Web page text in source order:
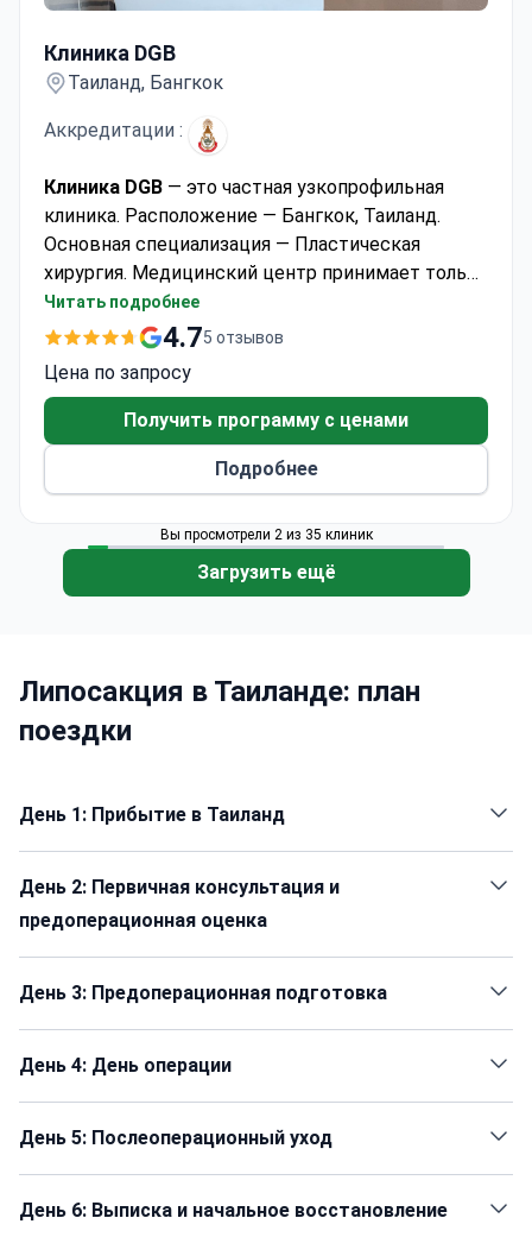
Клиника DGB
Таиланд, Бангкок
Аккредитации :
Клиника DGB — это частная узкопрофильная
клиника. Расположение — Бангкок, Таиланд.
Основная специализация — Пластическая
хирургия. Медицинский центр принимает только
взрослых. Ежегодного клинику выбирают 1000
пациентов. Большинство пациентов клиники —
наций, США, Канада, Австралия и Другое.
Читать подробнее
4.75 отзывов
Цена по запросу
Получить программу с ценами
Подробнее
Вы просмотрели 2 из 35 клиник
Загрузить ещё
Липосакция в Таиланде: план
поездки
День 1: Прибытие в Таиланд
День 2: Первичная консультация и
предоперационная оценка
День 3: Предоперационная подготовка
День 4: День операции
День 5: Послеоперационный уход
День 6: Выписка и начальное восстановление